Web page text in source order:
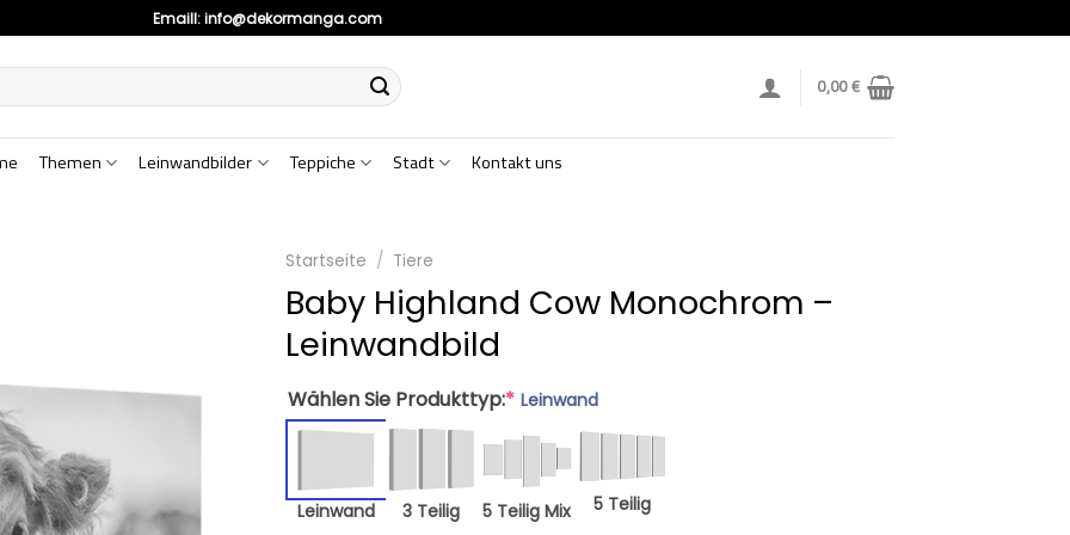
Emaill:info@dekormanga.com
0,00€
Themen Leinwandbilder Teppiche Stadt Kontakt uns
Startseite / Tiere
Baby Highland Cow Monochrom –
Leinwandbild
Wählen Sie Produkttyp:* Leinwand
Leinwand 3 Teilig 5 Teilig Mix 5 Teilig